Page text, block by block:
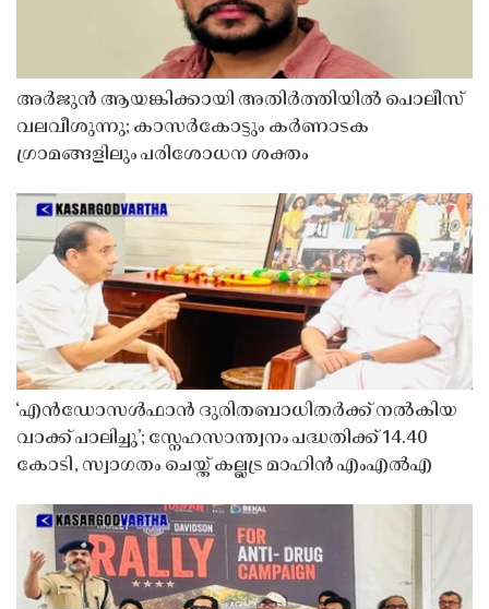
അർജുൻ ആയങ്കിക്കായി അതിർത്തിയിൽ പൊലീസ്
വലവീശുന്നു; കാസർകോട്ടും കർണാടക
ഗ്രാമങ്ങളിലും പരിശോധന ശക്തം
‘എൻഡോസൾഫാൻ ദുരിതബാധിതർക്ക് നൽകിയ
വാക്ക് പാലിച്ചു’; സ്നേഹസാന്ത്വനം പദ്ധതിക്ക് 14.40
കോടി, സ്വാഗതം ചെയ്ത് കല്ലട്ര മാഹിൻ എംഎൽഎ